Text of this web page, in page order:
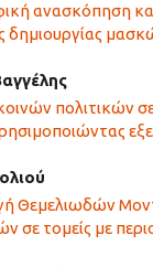
ανασκόπηση
δημιουργίας
πολιτικών
Θεμελιωδών
σε τομείς με